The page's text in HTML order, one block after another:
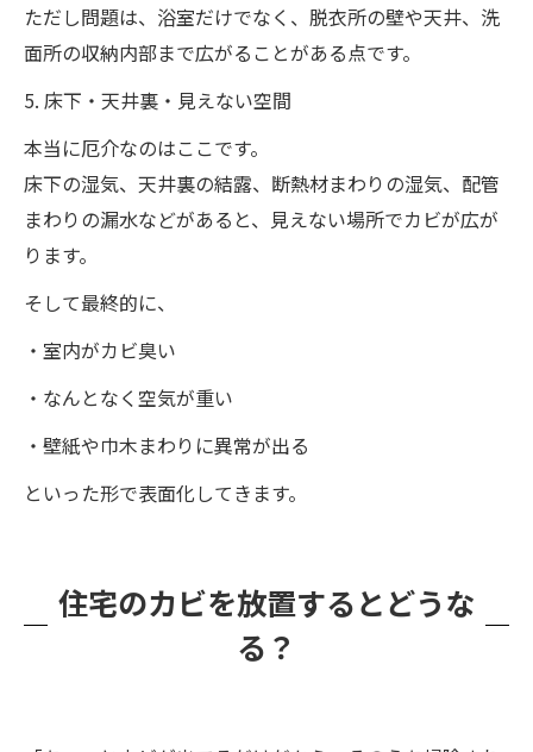
ただし問題は、浴室だけでなく、脱衣所の壁や天井、洗
面所の収納内部まで広がることがある点です。
5. 床下・天井裏・見えない空間
本当に厄介なのはここです。
床下の湿気、天井裏の結露、断熱材まわりの湿気、配管
まわりの漏水などがあると、見えない場所でカビが広が
ります。
そして最終的に、
・室内がカビ臭い
・なんとなく空気が重い
・壁紙や巾木まわりに異常が出る
といった形で表面化してきます。
住宅のカビを放置するとどうな
る？